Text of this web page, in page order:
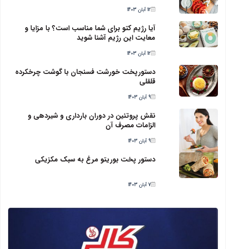
12 آبان 1403
آیا رژیم کتو برای شما مناسب است؟ با مزایا و
معایت این رژیم آشنا شوید
12 آبان 1403
دستورپخت خورشت فسنجان با گوشت چرخکرده
قلقلی
9 آبان 1403
نقش پروتئین در دوران بارداری و شیردهی و
الزامات مصرف آن
9 آبان 1403
دستور پخت بوریتو مرغ به سبک مکزیکی
7 آبان 1403